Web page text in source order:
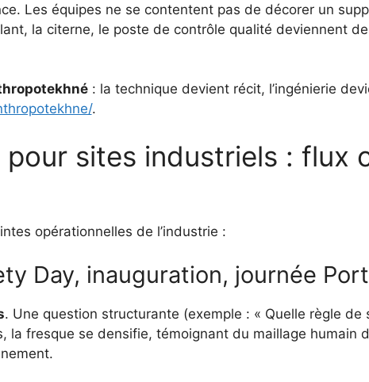
Les équipes ne se contentent pas de décorer un
la citerne, le poste de contrôle qualité deviennent
: la technique devient récit, l’ingénierie
.
sites industriels : flux
opérationnelles de l’industrie :
Day, inauguration, journée
. Une question structurante (exemple : « Quelle règle
fresque se densifie, témoignant du maillage humain